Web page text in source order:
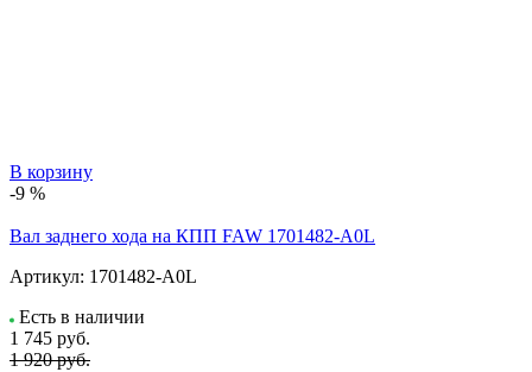
В корзину
-9 %
Вал заднего хода на КПП FAW 1701482-A0L
Артикул: 1701482-A0L
Есть в наличии
1 745 руб.
1 920 руб.